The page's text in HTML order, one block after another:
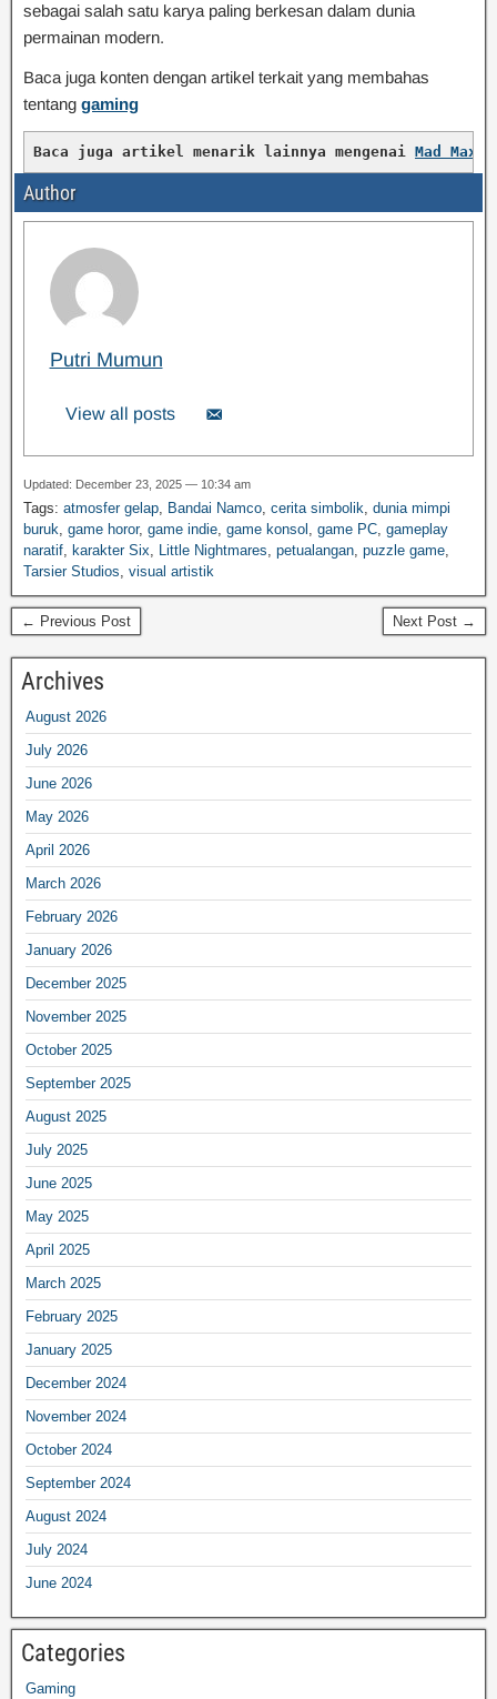
sebagai salah satu karya paling berkesan dalam dunia
permainan modern.
Baca juga konten dengan artikel terkait yang membahas
tentang gaming
Baca juga artikel menarik lainnya mengenai Mad
Author
Putri Mumun
View all posts
Updated: December 23, 2025 — 10:34 am
Tags: atmosfer gelap, Bandai Namco, cerita simbolik, dunia mimpi
buruk, game horor, game indie, game konsol , game PC, gameplay
naratif, karakter Six, Little Nightmares, petualangan, puzzle game,
Tarsier Studios, visual artistik
← Previous Post Next Post →
Archives
August 2026
July 2026
June 2026
May 2026
April 2026
March 2026
February 2026
January 2026
December 2025
November 2025
October 2025
September 2025
August 2025
July 2025
June 2025
May 2025
April 2025
March 2025
February 2025
January 2025
December 2024
November 2024
October 2024
September 2024
August 2024
July 2024
June 2024
Categories
Gaming